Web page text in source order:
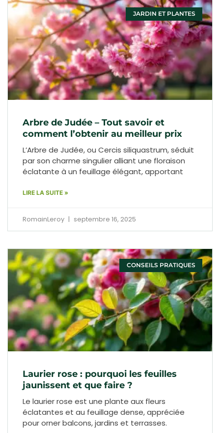
JARDIN ET PLANTES
Arbre de Judée – Tout savoir et
comment l’obtenir au meilleur prix
L’Arbre de Judée, ou Cercis siliquastrum, séduit
par son charme singulier alliant une floraison
éclatante à un feuillage élégant, apportant
LIRE LA SUITE »
RomainLeroy septembre 16, 2025
CONSEILS PRATIQUES
Laurier rose : pourquoi les feuilles
jaunissent et que faire ?
Le laurier rose est une plante aux fleurs
éclatantes et au feuillage dense, appréciée
pour orner balcons, jardins et terrasses.